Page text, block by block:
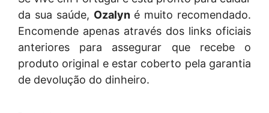
da sua saúde, Ozalyné muito recomendado.
Encomende apenas através dos links oficiais
anteriores para assegurar que recebe o
produto original e estar coberto pela garantia
de devolução do dinheiro.